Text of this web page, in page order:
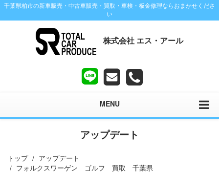
千葉県柏市の新車販売・中古車販売・買取・車検・板金修理ならおまかせくださ
い
株式会社 エス・アール
MENU
アップデート
トップ
アップデート
フォルクスワーゲン ゴルフ 買取 千葉県